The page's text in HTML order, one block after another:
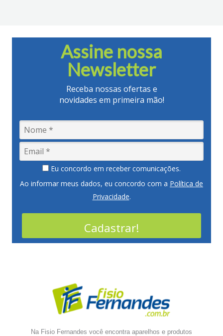
Assine nossa
Newsletter
Receba nossas ofertas e
novidades em primeira mão!
Eu concordo em receber comunicações.
Ao informar meus dados, eu concordo com a Política de
Privacidade.
Cadastrar!
Na Fisio Fernandes você encontra aparelhos e produtos